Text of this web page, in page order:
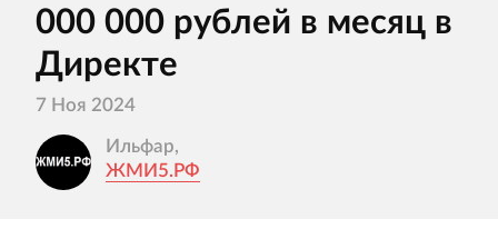
000 000 рублей в месяц в
Директе
7 Ноя 2024
Ильфар,
ЖМИ5.РФ